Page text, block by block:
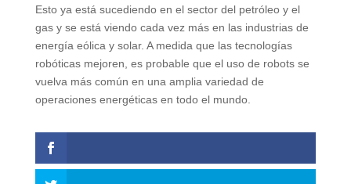
Esto ya está sucediendo en el sector del petróleo y el
gas y se está viendo cada vez más en las industrias de
energía eólica y solar. A medida que las tecnologías
robóticas mejoren, es probable que el uso de robots se
vuelva más común en una amplia variedad de
operaciones energéticas en todo el mundo.